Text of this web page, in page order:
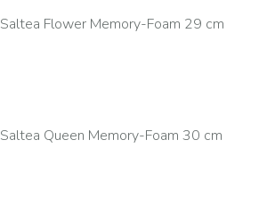
Saltea Flower Memory-Foam 29 cm
Saltea Queen Memory-Foam 30 cm